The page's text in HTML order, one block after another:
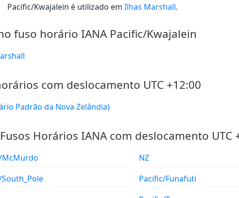
Pacific/Kwajalein é utilizado em Ilhas Marshall.
fuso horário IANA Pacific/Kwajalein
com deslocamento UTC +12:00
(Horário Padrão da Nova Zelândia)
Horários IANA com deslocamento UTC
NZ
Pacific/Funafuti